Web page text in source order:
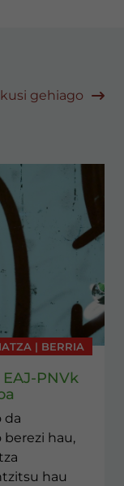
gehiago
| BERRIA
PNVk
da
berezi hau,
hau